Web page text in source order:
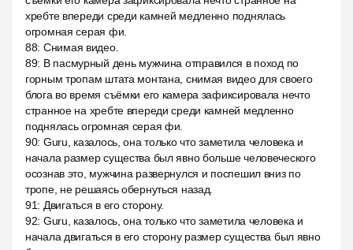
хребте впереди среди камней медленно поднялась
огромная серая фи.
88: Снимая видео.
89: В пасмурный день мужчина отправился в поход по
горным тропам штата монтана, снимая видео для своего
блога во время съёмки его камера зафиксировала нечто
странное на хребте впереди среди камней медленно
поднялась огромная серая фи.
90: Guru, казалось, она только что заметила человека и
начала размер существа был явно больше человеческого
осознав это, мужчина развернулся и поспешил вниз по
тропе, не решаясь обернуться назад.
91: Двигаться в его сторону.
92: Guru, казалось, она только что заметила человека и
начала двигаться в его сторону размер существа был явно